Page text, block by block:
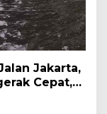
Jakarta,
Cepat,